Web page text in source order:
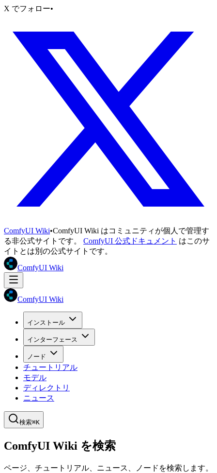
X でフォロー•
ComfyUI Wiki•ComfyUI Wiki はコミュニティが個人で管理す
る非公式サイトです。
ComfyUI 公式ドキュメント はこのサ
イトとは別の公式サイトです。
ComfyUI Wiki
ComfyUI Wiki
インストール
インターフェース
ノード
チュートリアル
モデル
ディレクトリ
ニュース
検索⌘K
ComfyUI Wiki を検索
ページ、チュートリアル、ニュース、ノードを検索します。